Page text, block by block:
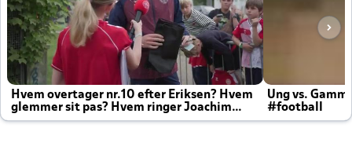
Hvem overtager nr.10 efter Eriksen? Hvem
glemmer sit pas? Hvem ringer Joachim
altid til efter kampe?
Ung vs.
#football